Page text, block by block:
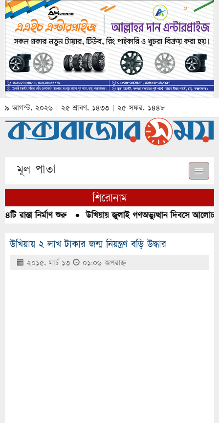
৯ আগস্ট, ২০২৬ | ২৫ শ্রাবণ, ১৪৩৩ | ২৫ সফর, ১৪৪৮
মূল পাতা
শিরোনাম
রাস্তা নির্মাণ শুরু● উখিয়ায় জুলাই গণঅভ্যুত্থান দিবসে
উখিয়ায় ২ লাখ টাকার জন্ম নিয়ন্ত্রণ বড়ি উদ্ধার
২০১৫, মার্চ ১৩ ০১:০৬ অপরাহ্ণ